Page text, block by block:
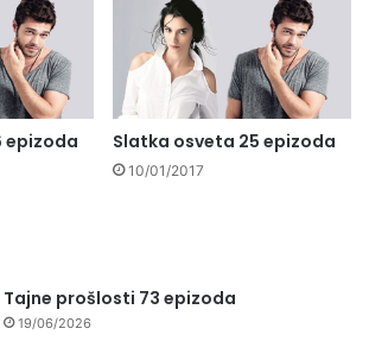
epizoda Slatka osveta 25 epizoda
10/01/2017
Tajne prošlosti 73 epizoda
19/06/2026